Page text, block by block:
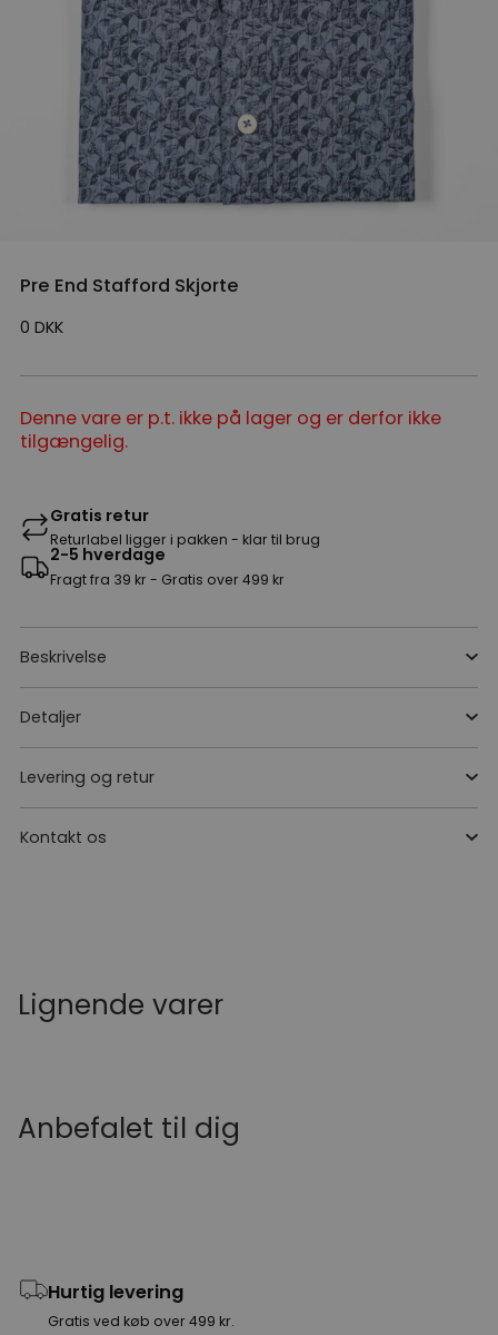
Pre End Stafford Skjorte
0 DKK
Denne vare er p.t. ikke på lager og er derfor ikke
tilgængelig.
Gratis retur
Returlabel ligger i pakken - klar til brug
2-5 hverdage
Fragt fra 39 kr - Gratis over 499 kr
Beskrivelse
Detaljer
Levering og retur
Kontakt os
Lignende varer
Anbefalet til dig
Hurtig levering
Gratis ved køb over 499 kr.